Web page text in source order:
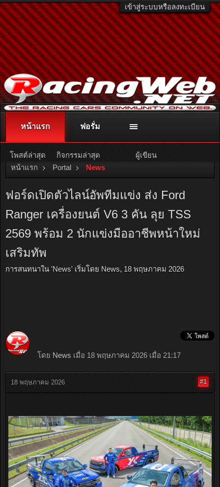
เข้าสู่ระบบหรือลงทะเบียน
ติดต่อลงโฆษณา racingweb@gmail.comหรือโทร. 081-811-1138
หรืออ่านรายละเอียดเพิ่มเติม คลิกที่นี่
หน้าแรก Portal News
ฟอร์ดเปิดตัวไลน์อัพทีมแข่ง ส่ง Ford
Ranger เครื่องยนต์ V6 3 คัน ลุย TSS
2569 พร้อม 2 นักแข่งมืออาชีพหน้าใหม่
เสริมทัพ
การสนทนาใน 'News' เริ่มโดย News, 18 พฤษภาคม 2026
โดย News เมื่อ 18 พฤษภาคม 2026 เมื่อ 21:17
18 พฤษภาคม 2026 #1
หน้าแรก
โพสต์ล่าสุด กิจกรรมล่าสุด ผู้เขียน
ฟอรั่ม